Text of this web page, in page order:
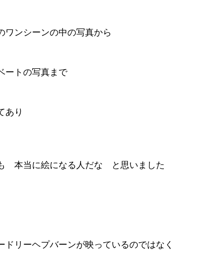
ワンシーンの中の写真から
ートの写真まで
あり
　本当に絵になる人だな　と思いました
ドリーヘプバーンが映っているのではなく